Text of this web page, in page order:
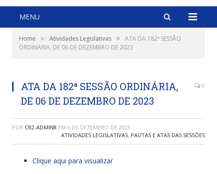
MENU
Home » Atividades Legislativas »
ATA DA 182ª SESSÃO
ORDINÁRIA, DE 06 DE DEZEMBRO DE 2023
ATA DA 182ª SESSÃO ORDINÁRIA,
DE 06 DE DEZEMBRO DE 2023
0
POR CR2-ADMIN8 EM 6 DE DEZEMBRO DE 2023
ATIVIDADES LEGISLATIVAS, PAUTAS E ATAS DAS SESSÕES
Clique aqui para visualizar